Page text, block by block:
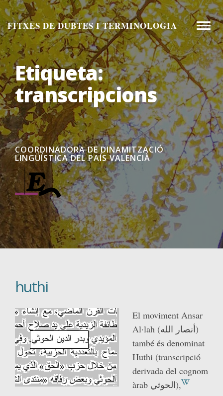
Aneu
al
contingut
Toggle
FITXES DE DUBTES I TERMINOLOGIA
Etiqueta:
transcripcions
COORDINADORA DE DINAMITZACIÓ
LINGÜÍSTICA DEL PAÍS VALENCIÀ
huthi
El moviment Ansar
Al·lah (أنصار الله)
també és denominat
Huthi (transcripció
derivada del cognom
àrab الحوثي),